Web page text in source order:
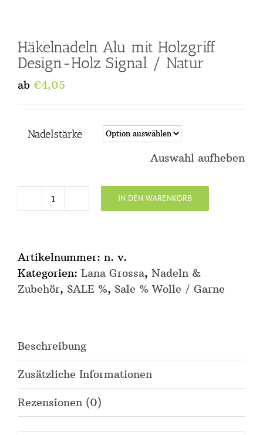
Häkelnadeln Alu mit Holzgriff
Design-Holz Signal / Natur
ab €4,05
Nadelstärke
Auswahl aufheben
Häkelnadeln
Holzgriff
Design-
Holz
Menge
IN DEN WARENKORB
Artikelnummer: n. v.
Kategorien: Lana Grossa, Nadeln &
Zubehör, SALE %, Sale % Wolle / Garne
Beschreibung
Zusätzliche Informationen
Rezensionen (0)